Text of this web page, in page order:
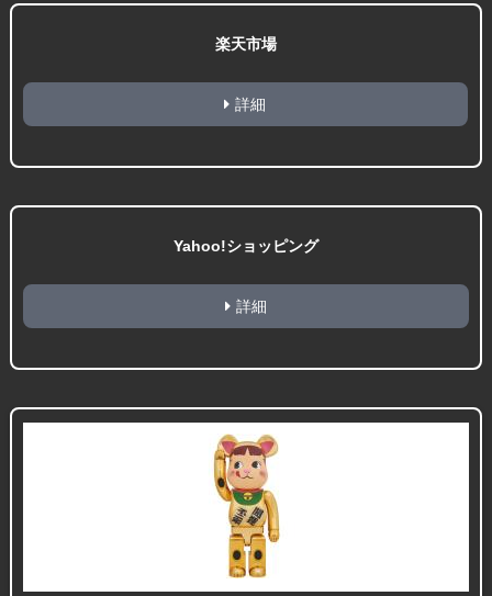
楽天市場
詳細
Yahoo!ショッピング
詳細